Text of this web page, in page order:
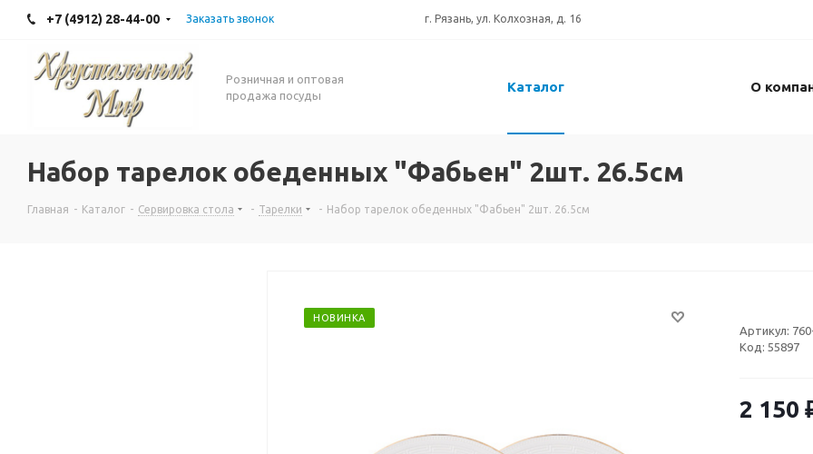
+7 (4912) 28-44-00 Заказать звонок г. Рязань, ул. Колхозная, д. 16
Розничная и оптовая
продажа посуды
Каталог О
Набор тарелок обеденных "Фабьен" 2шт. 26.5см
Главная - Каталог - Сервировка стола - Тарелки - Набор тарелок обеденных "Фабьен" 2шт. 26.5см
НОВИНКА
Артикул:
Код: 55897
2 150